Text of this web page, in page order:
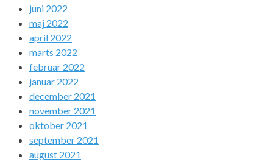
juni 2022
maj 2022
april 2022
marts 2022
februar 2022
januar 2022
december 2021
november 2021
oktober 2021
september 2021
august 2021